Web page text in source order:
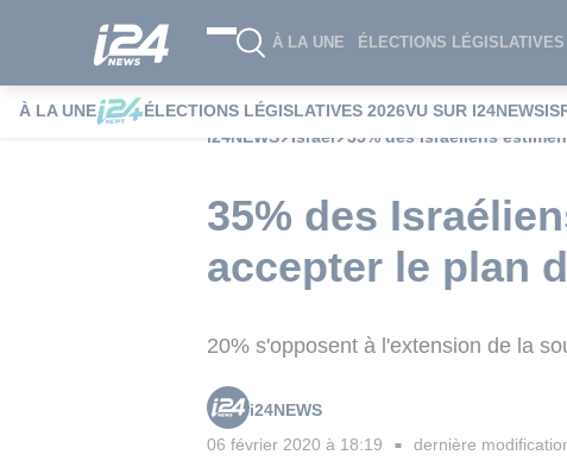
À LA UNE ÉLECTIONS LÉGISLATIVES
À LA UNE ÉLECTIONS LÉGISLATIVES 2026VU SUR I24NEWS
i24NEWS
Israël 35% des Israéliens
35% des
accepter le plan
20% s'opposent à l'extension de la
i24NEWS
06 février 2020 à 18:19 ■ dernière